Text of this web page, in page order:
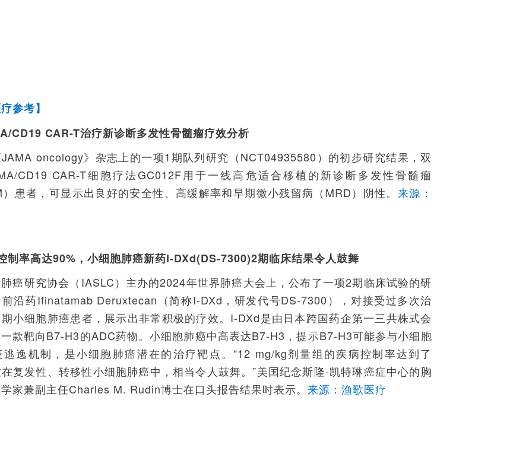
疗参考】
CD19 CAR-T治疗新诊断多发性骨髓瘤疗效分析
oncology》杂志上的一项1期队列研究（NCT04935580）的初步研究结果，双
CD19 CAR-T细胞疗法GC012F用于一线高危适合移植的新诊断多发性骨髓瘤
患者，可显示出良好的安全性、高缓解率和早期微小残留病（MRD）阴性。 来源：
制率高达90%，小细胞肺癌新药I-DXd(DS-7300)2期临床结果令人鼓舞
癌研究协会（IASLC）主办的2024年世界肺癌大会上，公布了一项2期临床试验的研
沿药Ifinatamab Deruxtecan（简称I-DXd，研发代号DS-7300），对接受过多次治
小细胞肺癌患者，展示出非常积极的疗效。I-DXd是由日本跨国药企第一三共株式会
款靶向B7-H3的ADC药物。小细胞肺癌中高表达B7-H3，提示B7-H3可能参与小细胞
逸机制，是小细胞肺癌潜在的治疗靶点。“12 mg/kg剂量组的疾病控制率达到了
复发性、转移性小细胞肺癌中，相当令人鼓舞。”美国纪念斯隆-凯特琳癌症中心的胸
家兼副主任Charles M. Rudin博士在口头报告结果时表示。 来源：渔歌医疗